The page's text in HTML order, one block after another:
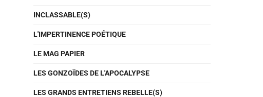
INCLASSABLE(S)
L'IMPERTINENCE POÉTIQUE
LE MAG PAPIER
LES GONZOÏDES DE L'APOCALYPSE
LES GRANDS ENTRETIENS REBELLE(S)